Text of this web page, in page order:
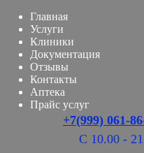
Главная
Услуги
Клиники
Документация
Отзывы
Контакты
Аптека
Прайс услуг
+7(999) 061-
С 10.00 -